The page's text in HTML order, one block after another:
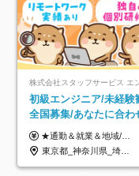
初級エンジニア/未経験
全国募集/あなたに合わ
オリジナル研修をご用
意/AI・IoT/残業平均8時
★通勤＆就業＆地域/住宅＆役職手当あり ★残業代は全額支給 ★選べる給与制度あり！ ■東京・神奈川・千葉・埼玉勤務の場合 月給24.5万円～55万円＋諸手当 （残業代は全額支給） (20,000円の地域/住宅手当込み) ■愛知・京都・大阪・兵庫勤務の場合 月給24万円以上＋諸手当 （残業代は全額支給） (15,000円の地域/住宅手当込み) ■茨城・栃木・群馬・静岡・三重・滋賀・広島・福岡勤務の場合 月給23.5万円以上＋諸手当 （残業代は全額支給） (10,000円の地域/住宅手当込み) ■北海道・宮城・山梨・長野・岐阜・奈良・和歌山・岡山勤務の場合 月給23万円以上＋諸手当 （残業代は全額支給） (5,000円の地域/住宅手当込み) ■その他のエリア勤務の場合 月給22.5万円以上＋諸手当 （残業代は全額支給） ※経験や能力を考慮し、当社規定により優遇します 【昇給：年一回実施】 【選べる給与制度】 ★収入を重視する方に… 「変動型人事制度」の選択も可能（派遣先からの評価に応じて収入アップ！） ※年2回のタイミングで希望者と面談の上決定します。
東京都_神奈川県_埼玉県_千葉県_大阪府_愛知県_北海道_岩手県_宮城県_山形県_福島県_茨城県_栃木県_群馬県_山梨県_長野県_富山県_石川県_静岡県_岐阜県_三重県_兵庫県_京都府_滋賀県_奈良県_広島県_岡山県_山口県_愛媛県_福岡県_熊本県_長崎県